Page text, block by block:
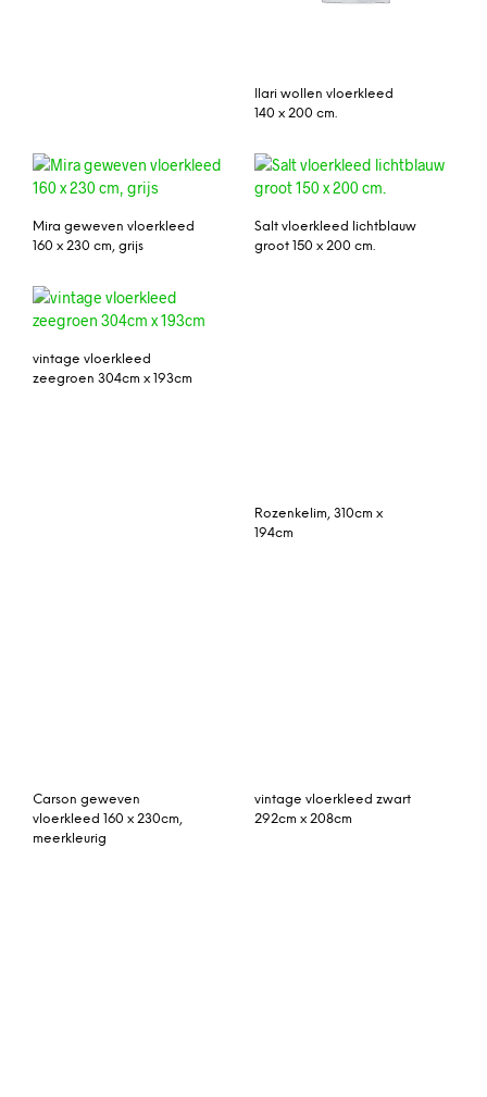
Ilari wollen vloerkleed
140 x 200 cm.
Mira geweven vloerkleed
160 x 230 cm, grijs
Salt vloerkleed lichtblauw
groot 150 x 200 cm.
vintage vloerkleed
zeegroen 304cm x 193cm
Rozenkelim, 310cm x
194cm
Carson geweven
vloerkleed 160 x 230cm,
meerkleurig
vintage vloerkleed zwart
292cm x 208cm